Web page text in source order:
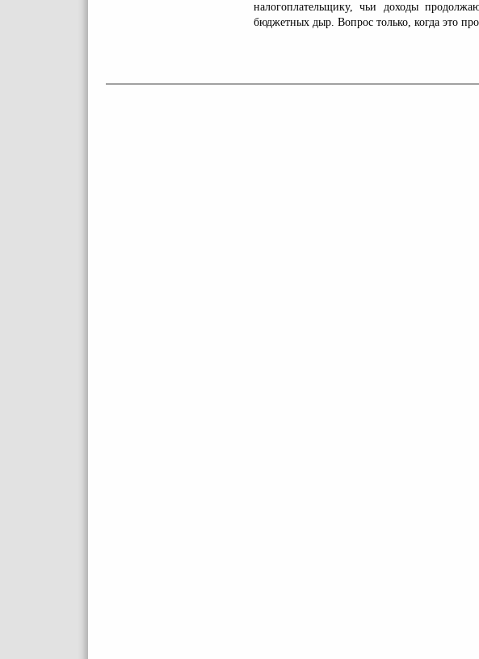
налогоплательщику, чьи доходы
бюджетных дыр. Вопрос только, когда это